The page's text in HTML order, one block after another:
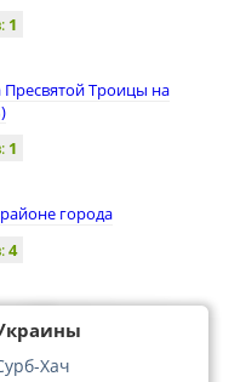
1
Пресвятой Троицы на
1
города
4
Хач